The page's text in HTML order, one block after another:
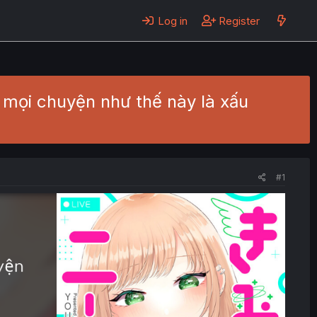
Log in Register
chuyện như thế này là xấu
#1